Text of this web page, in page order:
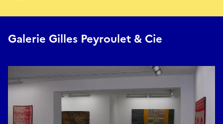
Galerie Gilles Peyroulet & Cie